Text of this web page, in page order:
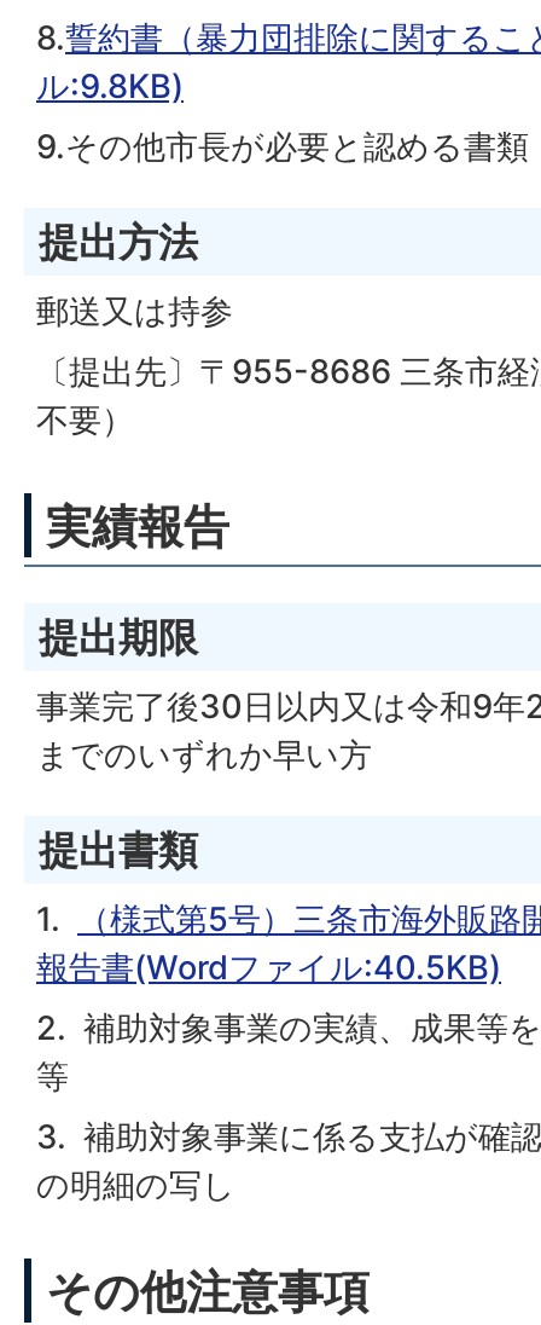
8.誓約書（暴力団排除に関する
ル:9.8KB)
9.その他市長が必要と認める書類
提出方法
郵送又は持参
〔提出先〕〒955-8686 三条市
不要）
実績報告
提出期限
事業完了後30日以内又は令和9年
までのいずれか早い方
提出書類
1.
（様式第5号）三条市海外販
報告書(Wordファイル:40.5KB)
2. 補助対象事業の実績、成果等
等
3. 補助対象事業に係る支払が確
の明細の写し
その他注意事項